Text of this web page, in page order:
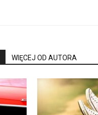
WIĘCEJ OD AUTORA